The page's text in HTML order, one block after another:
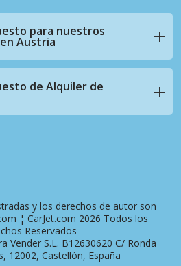
para nuestros
Austria
de Alquiler de
y los derechos de autor son
¦ CarJet.com 2026 Todos los
Reservados
Vender S.L. B12630620 C/ Ronda
12002, Castellón, España